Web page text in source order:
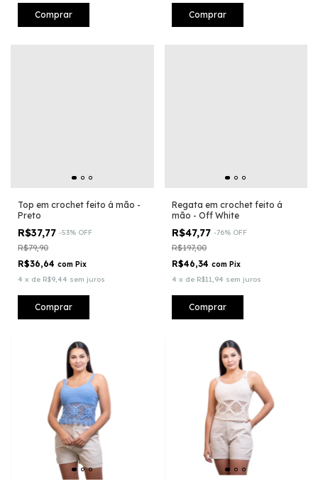
Comprar Comprar
Top em crochet feito á mão -
Preto
R$37,77 -53% OFF
R$79,90
R$36,64 com Pix
4 x de R$9,44 sem juros
Comprar
Regata em crochet feito á
mão - Off White
R$47,77 -76% OFF
R$197,00
R$46,34 com Pix
4 x de R$11,94 sem juros
Comprar